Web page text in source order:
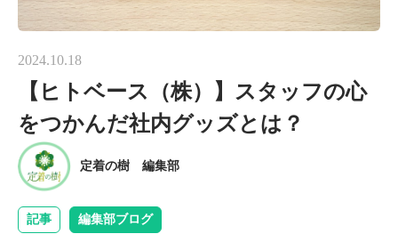
2024.10.18
【ヒトベース（株）】スタッフの心
をつかんだ社内グッズとは？
定着の樹 編集部
記事 編集部ブログ